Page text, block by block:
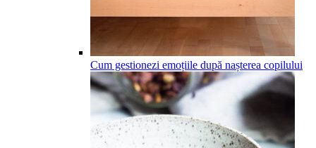
Cum gestionezi emoțiile după nașterea copilului